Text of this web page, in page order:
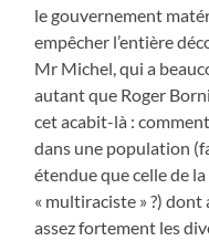
le gouvernement
empêcher l’entière
Mr Michel, qui a
autant que Roger
cet acabit-là :
dans une population
étendue que celle de
« multiraciste » ?)
assez fortement les